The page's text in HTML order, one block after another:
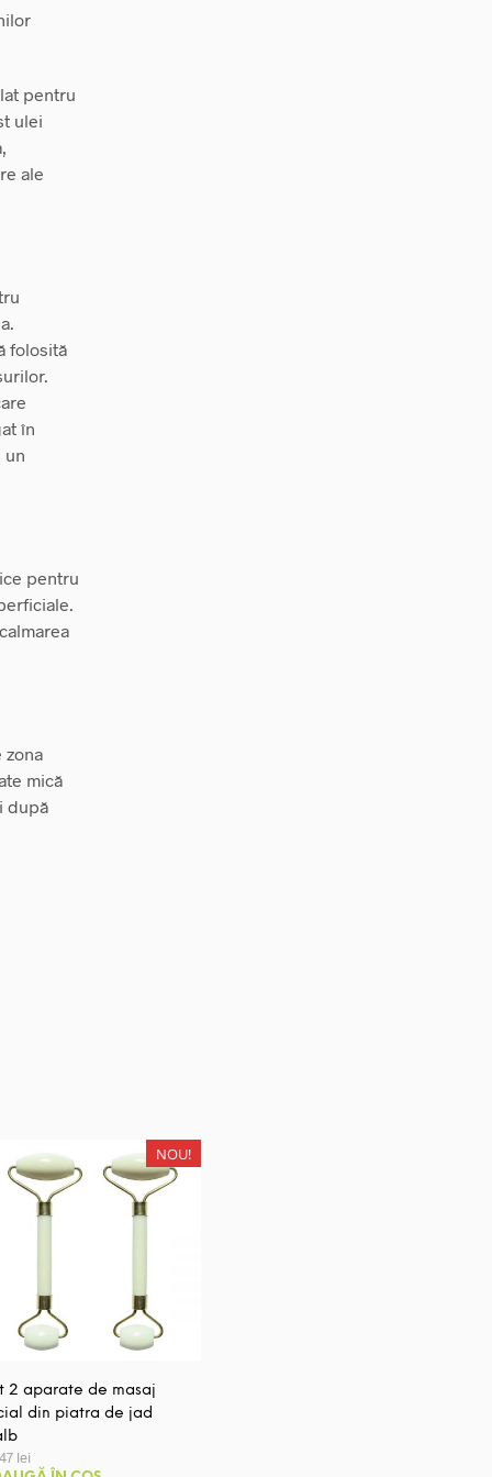
pentru
ulei
ale
folosită
în
un
pentru
zona
mică
după
NOU!
2 aparate de masaj
din piatra de jad
lei